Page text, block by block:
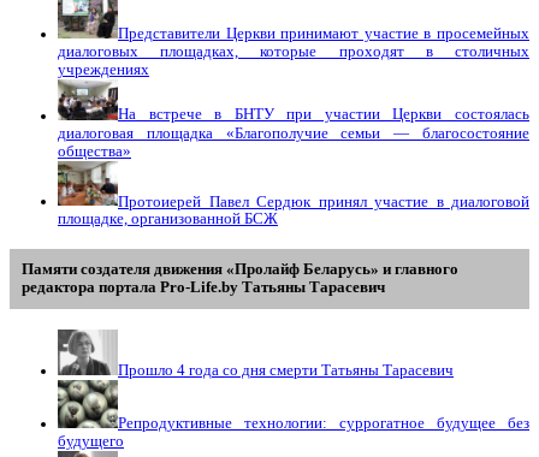
Представители Церкви принимают участие в просемейных
диалоговых площадках, которые проходят в столичных
учреждениях
На встрече в БНТУ при участии Церкви состоялась
диалоговая площадка «Благополучие семьи — благосостояние
общества»
Протоиерей Павел Сердюк принял участие в диалоговой
площадке, организованной БСЖ
Памяти создателя движения «Пролайф Беларусь» и главного
редактора портала Pro-Life.by Tатьяны Tарасевич
Прошло 4 года со дня смерти Татьяны Тарасевич
Репродуктивные технологии: суррогатное будущее без
будущего